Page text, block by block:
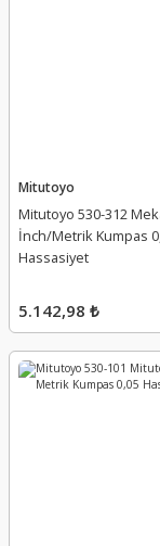
Mitutoyo
Mitutoyo 530-312
İnch/Metrik Kumpas
Hassasiyet
5.142,98 ₺